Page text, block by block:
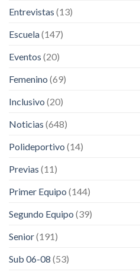
Entrevistas (13)
Escuela(147)
Eventos (20)
Femenino (69)
Inclusivo (20)
Noticias (648)
Polideportivo (14)
Previas (11)
Primer Equipo (144)
Segundo Equipo (39)
Senior(191)
Sub 06-08 (53)